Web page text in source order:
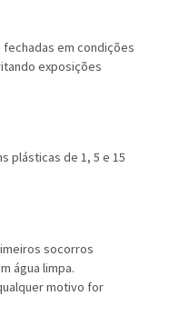
em condições
exposições
plásticas de 1, 5 e 15
socorros
água limpa.
motivo for